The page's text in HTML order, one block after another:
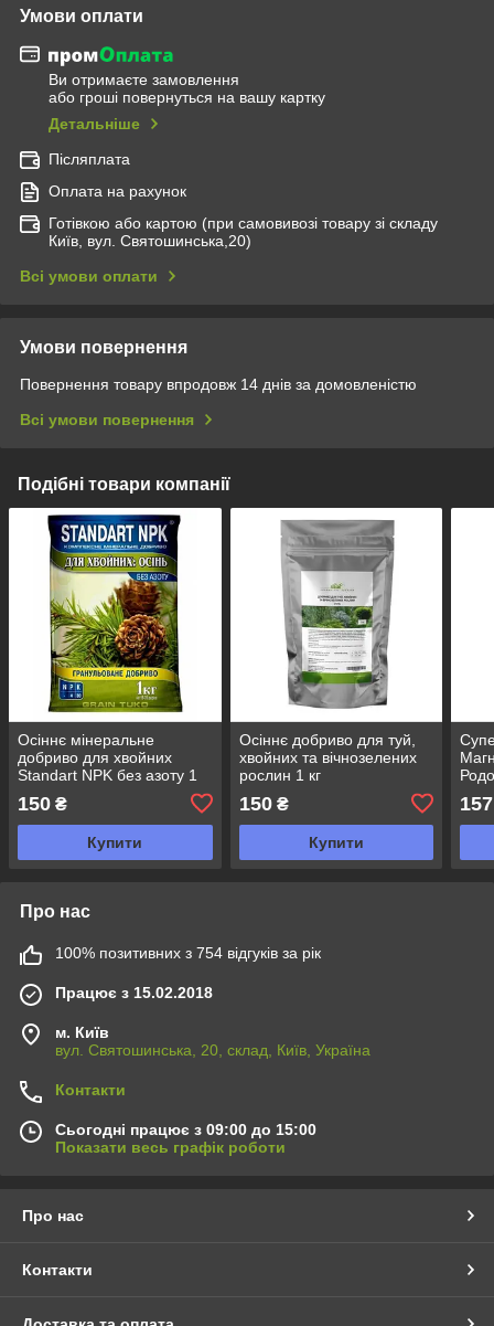
Умови оплати
Ви отримаєте замовлення
або гроші повернуться на вашу картку
Детальніше
Післяплата
Оплата на рахунок
Готівкою або картою (при самовивозі товару зі складу
Київ, вул. Святошинська,20)
Всі умови оплати
Умови повернення
Повернення товару впродовж 14 днів за домовленістю
Всі умови повернення
Подібні товари компанії
Осіннє мінеральне
добриво для хвойних
Standart NPK без азоту 1
150 ₴
Купити
Осіннє добриво для туй,
хвойних та вічнозелених
рослин 1 кг
150₴
Купити
157
Про нас
100% позитивних з 754 відгуків за рік
Працює з 15.02.2018
м. Київ
вул. Святошинська, 20, склад, Київ, Україна
Контакти
Сьогодні працює з 09:00 до 15:00
Показати весь графік роботи
Про нас
Контакти